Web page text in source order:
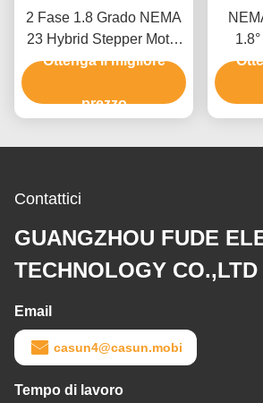
2 Fase 1.8 Grado NEMA
23 Hybrid Stepper Motor
Stepper Motor Kit CNC
Ottenga il migliore
prezzo
Contattici
GUANGZHOU FUDE
TECHNOLOGY CO.,LTD
Email
casun4@casun.mobi
Tempo di lavoro